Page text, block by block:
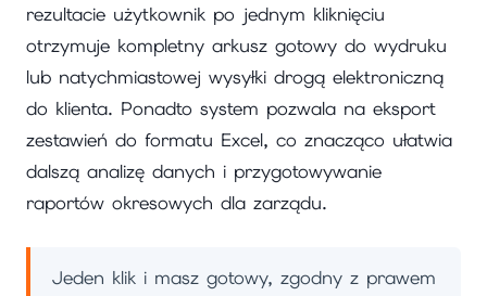
rezultacie użytkownik po jednym kliknięciu
otrzymuje kompletny arkusz gotowy do wydruku
lub natychmiastowej wysyłki drogą elektroniczną
do klienta. Ponadto system pozwala na eksport
zestawień do formatu Excel, co znacząco ułatwia
dalszą analizę danych i przygotowywanie
raportów okresowych dla zarządu.
Jeden klik i masz gotowy, zgodny z prawem